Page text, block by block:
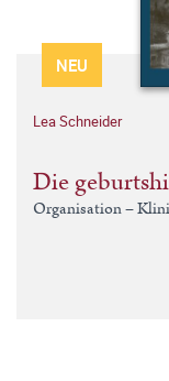
NEU
Lea Schneider
Die
Organisation –